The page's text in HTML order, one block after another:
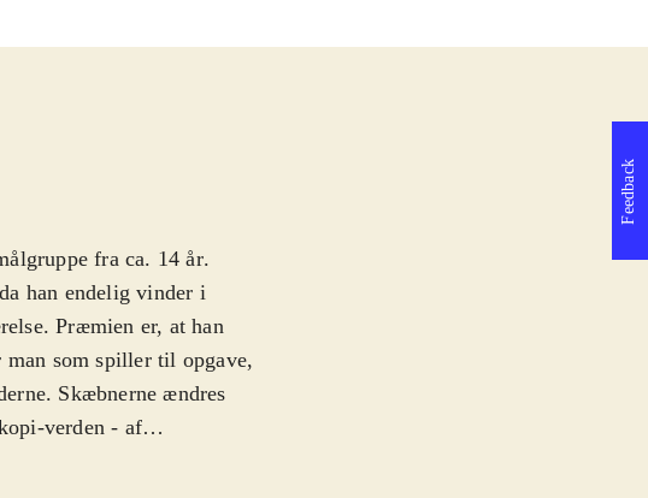
fra ca. 14 år.
han endelig vinder i
Præmien er, at han
som spiller til opgave,
Skæbnerne ændres
verden - af
Feedback